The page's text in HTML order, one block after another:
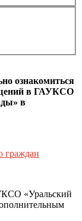
Зал
Применить
(Отчество
ознакомиться
в ГАУКСО
в
граждан
«Уральский